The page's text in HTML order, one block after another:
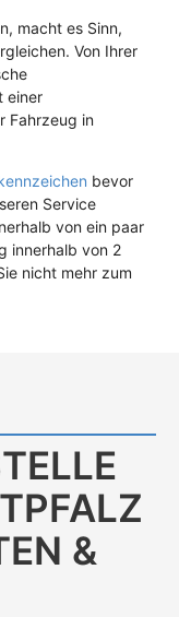
macht es Sinn,
Von Ihrer
einer
Fahrzeug in
bevor
Service
von ein paar
innerhalb von 2
nicht mehr zum
&